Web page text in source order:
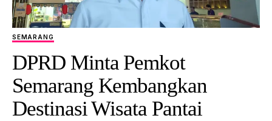
SEMARANG
DPRD Minta Pemkot
Semarang Kembangkan
Destinasi Wisata Pantai